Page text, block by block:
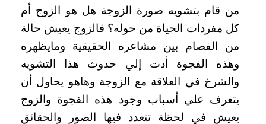
من قام بتشويه صورة الزوجة هل هو الزوج أم
كل مفردات الحياة من حوله؟ فالزوج يعيش حالة
من الفصام بين مشاعره الحقيقية ومايظهره
وهذه الفجوة أدت إلي حدوث هذا التشويه
والشرخ في العلاقة مع الزوجة وهاهو يحاول أن
يتعرف علي أسباب وجود هذه الفجوة والزوج
يعيش في لحظة تتعدد فيها الصور والحقائق